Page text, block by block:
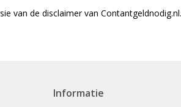
van de disclaimer van
Informatie